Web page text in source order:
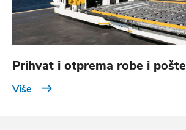
Prihvat i otprema robe i pošte
Više